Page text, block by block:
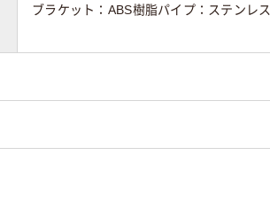
ブラケット：ABS樹脂パイプ：ステンレス